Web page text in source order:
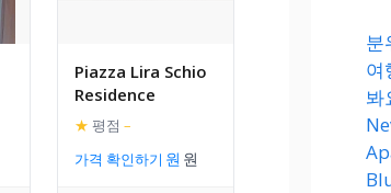
Piazza Lira Schio
Residence
★ 평점 –
가격 확인하기
분
여
봐